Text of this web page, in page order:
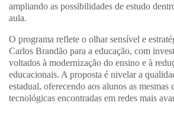
ampliando as possibilidades de estudo
aula.
O programa reflete o olhar sensível e
Carlos Brandão para a educação, com
voltados à modernização do ensino e à
educacionais. A proposta é nivelar a
estadual, oferecendo aos alunos as mesmas
tecnológicas encontradas em redes mais